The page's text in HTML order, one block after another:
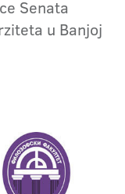
Senata
u Banjoj